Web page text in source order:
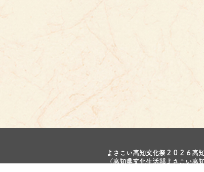
よさこい高知文化祭２０２６高
（高知県文化生活部よさこい高